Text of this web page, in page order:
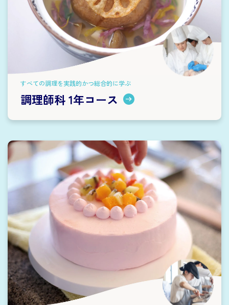
すべての調理を実践的かつ総合的に学ぶ
調理師科 1年コース